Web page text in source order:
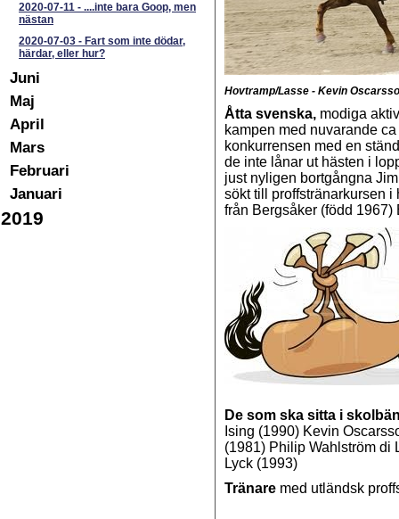
2020-07-11 - ....inte bara Goop, men
nästan
2020-07-03 - Fart som inte dödar,
härdar, eller hur?
Juni
Maj
April
Mars
Februari
Januari
2019
Hovtramp/Lasse - Kevin
Åtta svenska, modiga
kampen med nuvarande
konkurrensen med en
de inte lånar ut hästen i
just nyligen bortgångna
sökt till proffstränarkursen i
från Bergsåker (född 1967)
De som ska sitta i
Ising (1990) Kevin
(1981) Philip Wahlström di
Lyck (1993)
Tränare med utländsk